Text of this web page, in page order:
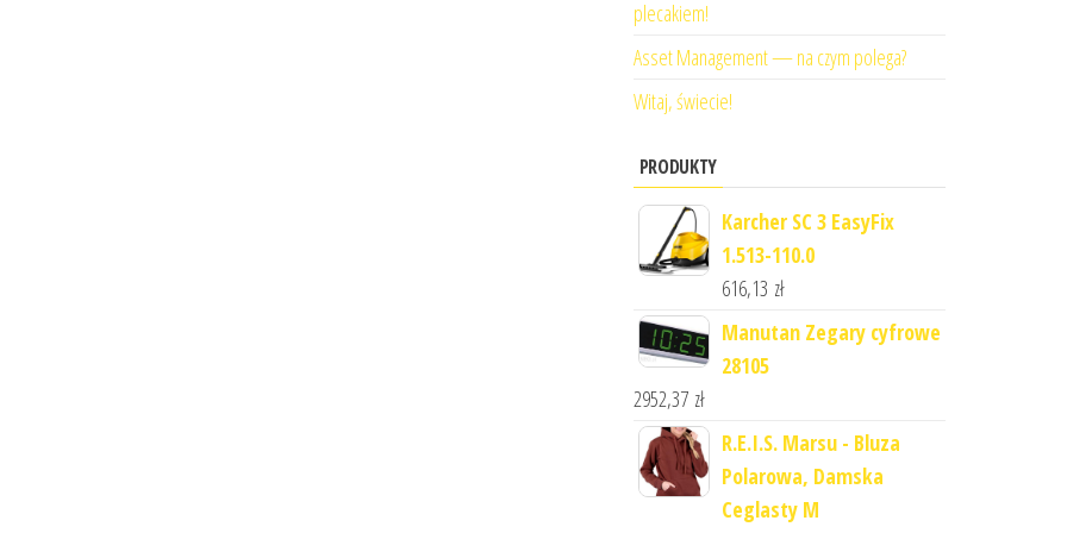
plecakiem!
Asset Management — na czym polega?
Witaj, świecie!
PRODUKTY
Karcher SC 3 EasyFix
1.513-110.0
616,13 zł
Manutan Zegary cyfrowe
28105
2952,37 zł
R.E.I.S. Marsu - Bluza
Polarowa, Damska
Ceglasty M